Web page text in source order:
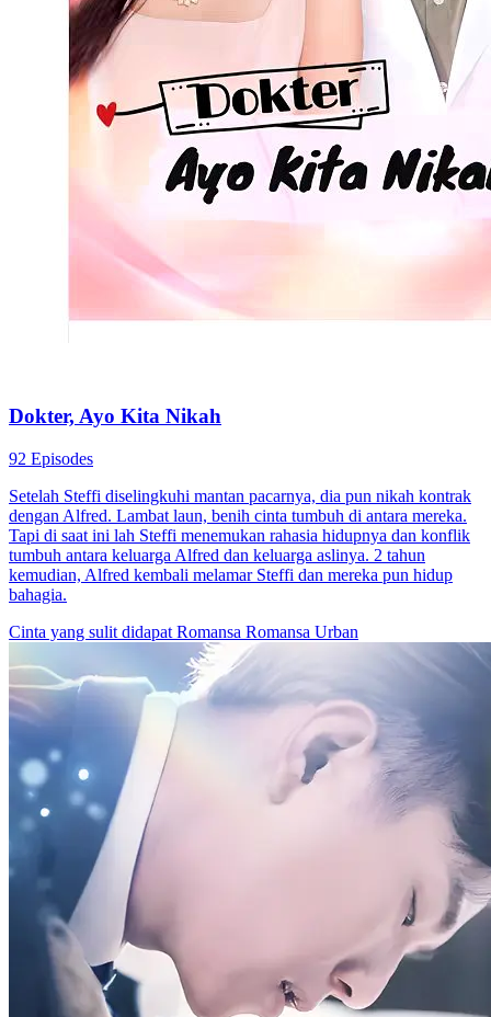
Dokter, Ayo Kita Nikah
92 Episodes
Setelah Steffi diselingkuhi mantan pacarnya, dia pun nikah kontrak
dengan Alfred. Lambat laun, benih cinta tumbuh di antara mereka.
Tapi di saat ini lah Steffi menemukan rahasia hidupnya dan konflik
tumbuh antara keluarga Alfred dan keluarga aslinya. 2 tahun
kemudian, Alfred kembali melamar Steffi dan mereka pun hidup
bahagia.
Cinta yang sulit didapat Romansa Romansa Urban